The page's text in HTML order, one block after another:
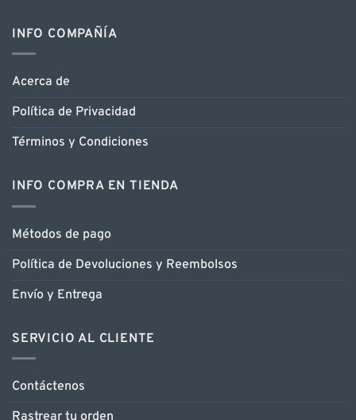
INFO COMPAÑÍA
Acerca de
Política de Privacidad
Términos y Condiciones
INFO COMPRA EN TIENDA
Métodos de pago
Política de Devoluciones y Reembolsos
Envío y Entrega
SERVICIO AL CLIENTE
Contáctenos